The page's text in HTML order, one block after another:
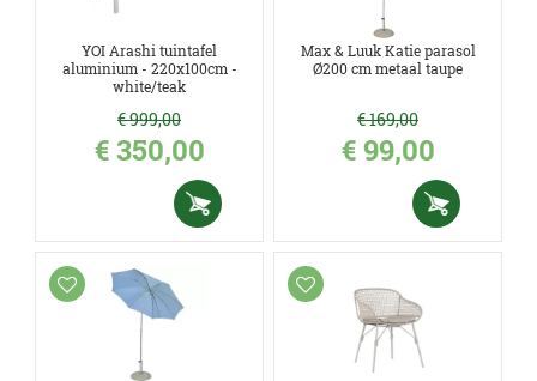
YOI Arashi tuintafel
aluminium - 220x100cm -
white/teak
€999,00
€ 350,00
Max & Luuk Katie parasol
Ø200 cm metaal taupe
€169,00
€ 99,00